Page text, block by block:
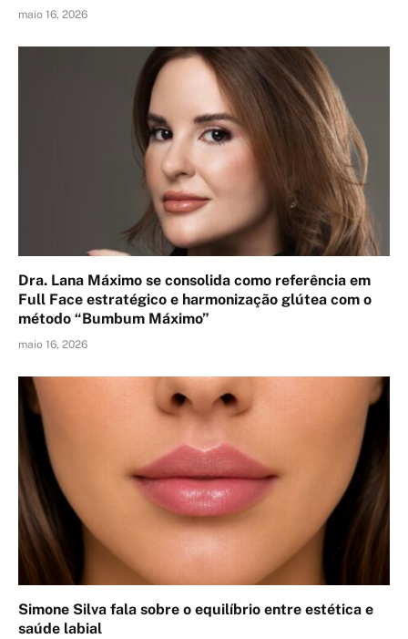
maio 16, 2026
Dra. Lana Máximo se consolida como referência em
Full Face estratégico e harmonização glútea com o
método “Bumbum Máximo”
maio 16, 2026
Simone Silva fala sobre o equilíbrio entre estética e
saúde labial